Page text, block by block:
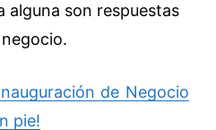
alguna son respuestas
de Negocio
pie!